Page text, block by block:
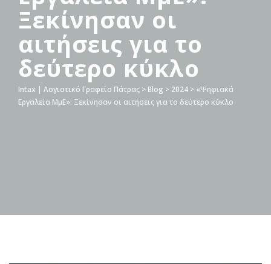
Ξεκίνησαν οι
αιτήσεις για το
δεύτερο κύκλο
Intax | Λογιστικό Γραφείο Πάτρας > Blog > 2024 > «Ψηφιακά
Εργαλεία ΜμΕ»: Ξεκίνησαν οι αιτήσεις για το δεύτερο κύκλο